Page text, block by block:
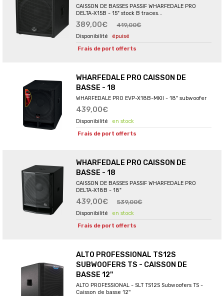
CAISSON DE BASSES PASSIF WHARFEDALE PRO
DELTA-X15B - 15" stock B traces...
389,00€ 419,00€
épuisé
Frais de port offerts
WHARFEDALE PRO CAISSON DE
BASSE - 18
WHARFEDALE PRO EVP-X18B-MKII - 18" subwoofer
439,00€
en stock
Frais de port offerts
WHARFEDALE PRO CAISSON DE
BASSE - 18
CAISSON DE BASSES PASSIF WHARFEDALE PRO
DELTA-X18B - 18"
439,00€ 539,00€
en stock
Frais de port offerts
ALTO PROFESSIONAL TS12S
SUBWOOFERS TS - CAISSON DE
BASSE 12''
ALTO PROFESSIONAL - SLT TS12S Subwoofers TS -
Caisson de basse 12''